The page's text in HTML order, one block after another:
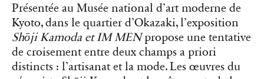
Présentée au Musée national d’art moderne de
Kyoto, dans le quartier d’Okazaki, l’exposition
Shōji Kamoda et IM MENpropose une tentative
de croisement entre deux champs a priori
distincts : l’artisanat et la mode. Les œuvres du